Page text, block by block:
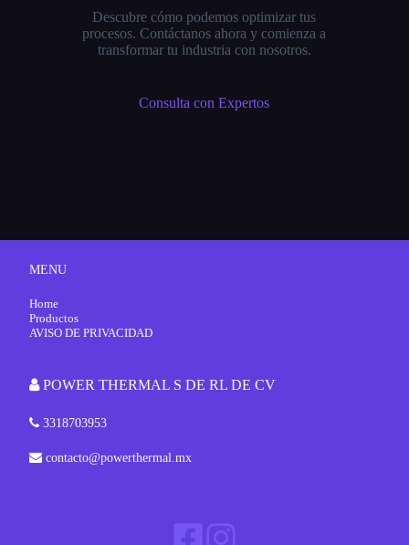
Descubre cómo podemos optimizar tus
procesos. Contáctanos ahora y comienza a
transformar tu industria con nosotros.
Consulta con Expertos
MENU
Home
Productos
AVISO DE PRIVACIDAD
POWER THERMAL S DE RL DE CV
3318703953
contacto@powerthermal.mx